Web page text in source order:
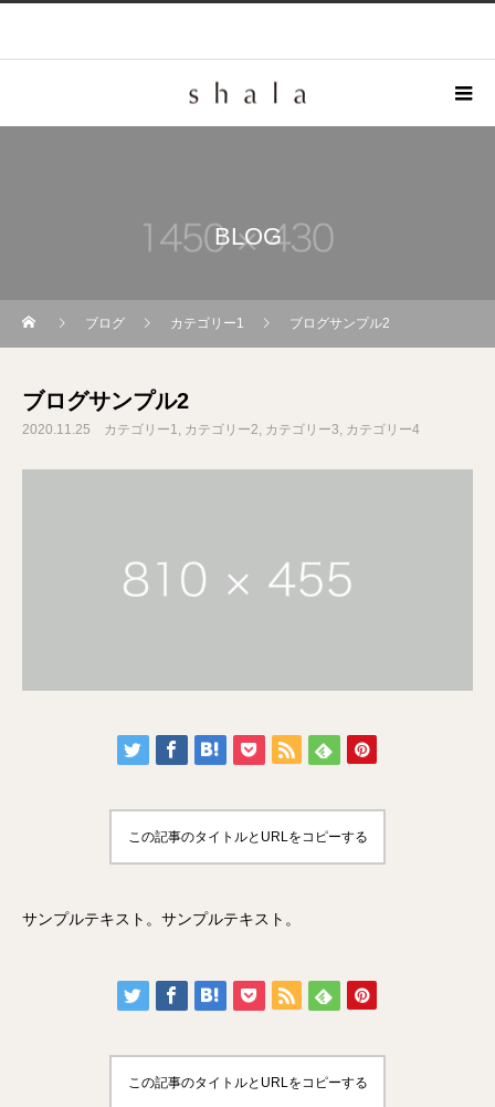
BLOG
ブログ カテゴリー1 ブログサンプル2
ブログサンプル2
2020.11.25 カテゴリー1 カテゴリー2 カテゴリー3 カテゴリー4
この記事のタイトルとURLをコピーする
サンプルテキスト。サンプルテキスト。
この記事のタイトルとURLをコピーする